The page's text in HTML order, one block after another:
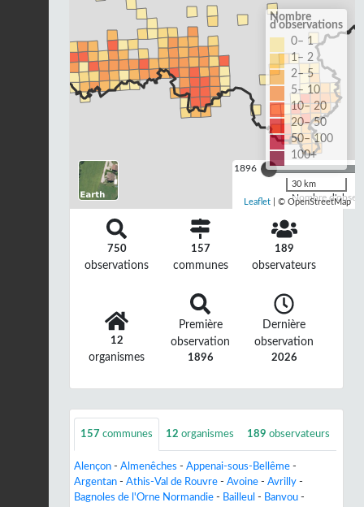
1896
Nombre
Nombre
d'observations
0– 1
1– 2
2– 5
5– 10
10– 20
20– 50
50– 100
100+
30 km
Leaflet | © OpenStreetMap
750
observations
157
communes
189
observateurs
12
organismes
Première
observation
1896
Dernière
observation
2026
157 communes 12 organismes 189 observateurs
Alençon - Almenêches - Appenai-sous-Bellême -
Argentan - Athis-Val de Rouvre - Avoine - Avrilly -
Bagnoles de l'Orne Normandie - Bailleul - Banvou -